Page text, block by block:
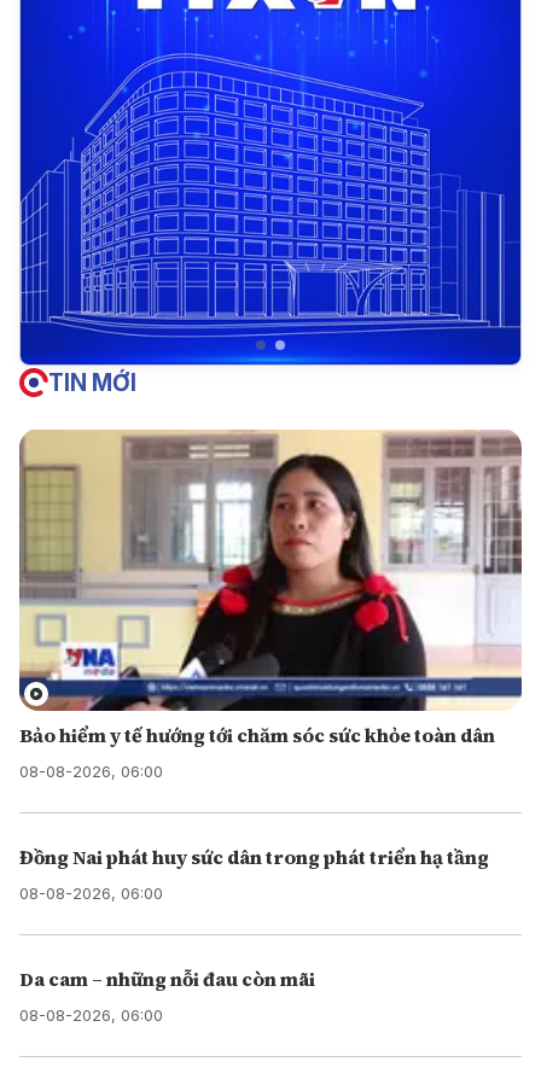
TIN MỚI
Bảo hiểm y tế hướng tới chăm sóc sức khỏe toàn dân
08-08-2026, 06:00
Đồng Nai phát huy sức dân trong phát triển hạ tầng
08-08-2026, 06:00
Da cam – những nỗi đau còn mãi
08-08-2026, 06:00